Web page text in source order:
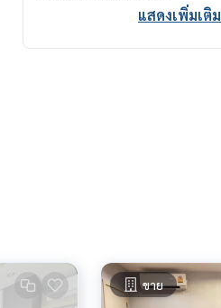
แสดงเพิ่มเติม
ขาย